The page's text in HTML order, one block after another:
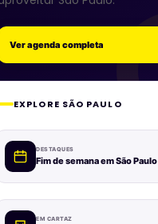
Ver agenda completa
EXPLORE SÃO PAULO
DESTAQUES
Fim de semana em São Paulo
EM CARTAZ